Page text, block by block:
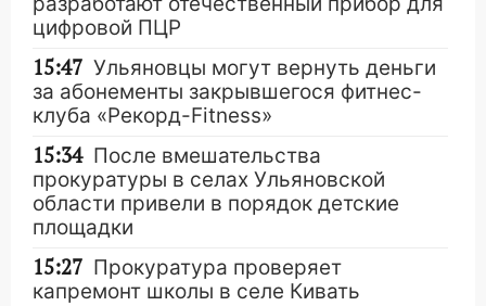
цифровой ПЦР
15:47 Ульяновцы могут вернуть деньги
за абонементы закрывшегося фитнес-
клуба «Рекорд-Fitness»
15:34 После вмешательства
прокуратуры в селах Ульяновской
области привели в порядок детские
площадки
15:27 Прокуратура проверяет
капремонт школы в селе Кивать